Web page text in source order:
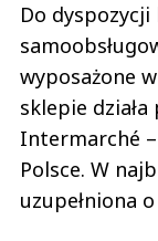
Do
wyposażone
sklepie
Intermarché
Polsce. W
uzupełniona